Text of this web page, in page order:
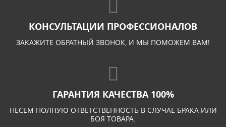
КОНСУЛЬТАЦИИ ПРОФЕССИОНАЛОВ
ЗАКАЖИТЕ ОБРАТНЫЙ ЗВОНОК, И МЫ ПОМОЖЕМ ВАМ!
ГАРАНТИЯ КАЧЕСТВА 100%
НЕСЕМ ПОЛНУЮ ОТВЕТСТВЕННОСТЬ В СЛУЧАЕ БРАКА ИЛИ
БОЯ ТОВАРА.